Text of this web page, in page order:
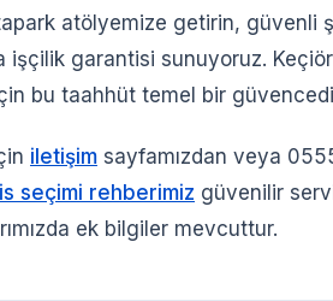
atölyemize getirin, güvenli
işçilik garantisi sunuyoruz.
bu taahhüt temel bir
iletişim sayfamızdan veya
seçimi rehberimiz güvenilir
ek bilgiler mevcuttur.